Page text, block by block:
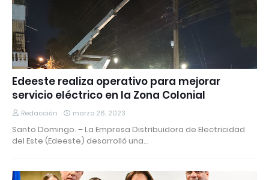
Edeeste realiza operativo para mejorar
servicio eléctrico en la Zona Colonial
Redacción marzo 26, 2023
Santo Domingo. – La Empresa Distribuidora de Electricidad
del Este (Edeeste) desarrolló una…